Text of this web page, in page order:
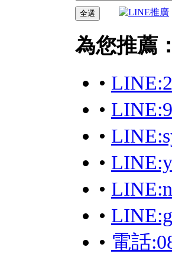
為您推薦：
•
•
•
•
•
•
• 電話